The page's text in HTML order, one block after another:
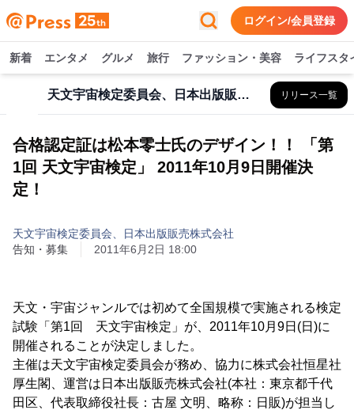
ログイン/会員登録
新着 エンタメ グルメ 旅行 ファッション・美容 ライフスタ
天文宇宙検定委員会、日本出版販売株式会社 リリース一覧
合格認定証は松本零士氏のデザイン！！ 「第
1回 天文宇宙検定」 2011年10月9日開催決
定！
天文宇宙検定委員会、日本出版販売株式会社
告知・募集
2011年6月2日 18:00
天文・宇宙ジャンルでは初めて全国規模で実施される検定
試験「第1回 天文宇宙検定」が、2011年10月9日(日)に
開催されることが決定しました。
主催は天文宇宙検定委員会が務め、協力に株式会社恒星社
厚生閣、運営は日本出版販売株式会社(本社：東京都千代
田区、代表取締役社長：古屋 文明、略称：日販)が担当し